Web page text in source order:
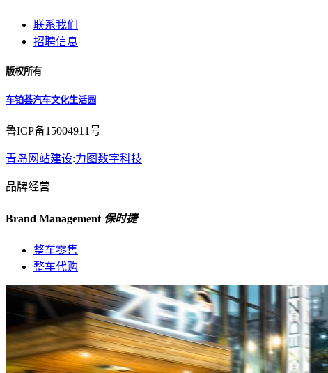
联系我们
招聘信息
版权所有
车铂荟汽车文化生活园
鲁ICP备15004911号
青岛网站建设:力图数字科技
品牌经营
Brand Management 保时捷
整车零售
整车代购